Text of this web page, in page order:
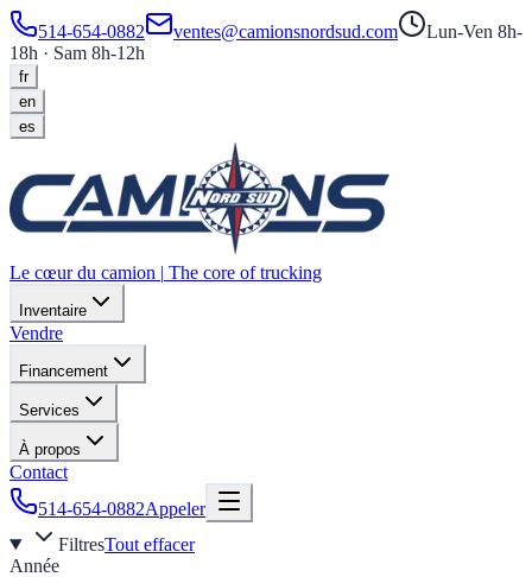
514-654-0882 ventes@camionsnordsud.com
Lun-Ven 8h-
18h · Sam 8h-12h
fr
en
es
Le cœur du camion | The core of trucking
Inventaire
Vendre
Financement
Services
À propos
Contact
514-654-0882Appeler
FiltresTout effacer
Année